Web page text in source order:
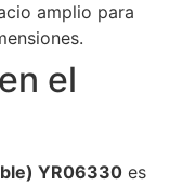
amplio para
el
YR06330 es